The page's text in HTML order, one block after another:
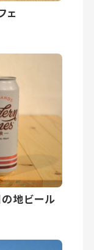
ェ
地ビール